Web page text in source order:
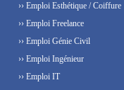
›› Emploi Esthétique / Coiffure
›› Emploi Freelance
›› Emploi Génie Civil
›› Emploi Ingénieur
›› Emploi IT